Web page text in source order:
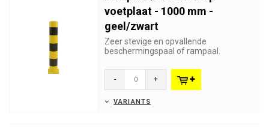
voetplaat - 1000 mm -
geel/zwart
Zeer stevige en opvallende
beschermingspaal of rampaal.
winkelbeveilig...
- +
VARIANTS